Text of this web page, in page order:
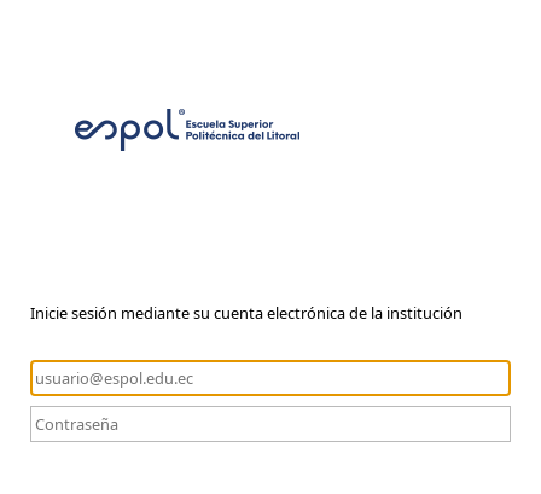
Inicie sesión mediante su cuenta electrónica de la institución